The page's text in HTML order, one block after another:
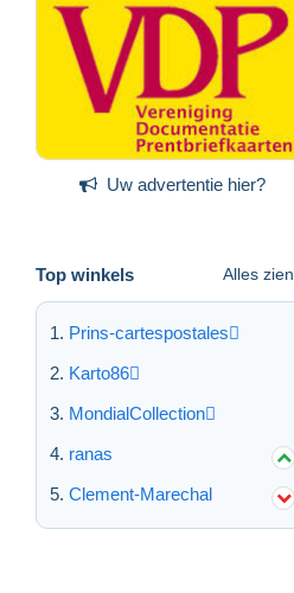
Uw advertentie hier?
Top winkels Alles zien
Prins-cartespostales
Karto86
MondialCollection
ranas
Clement-Marechal